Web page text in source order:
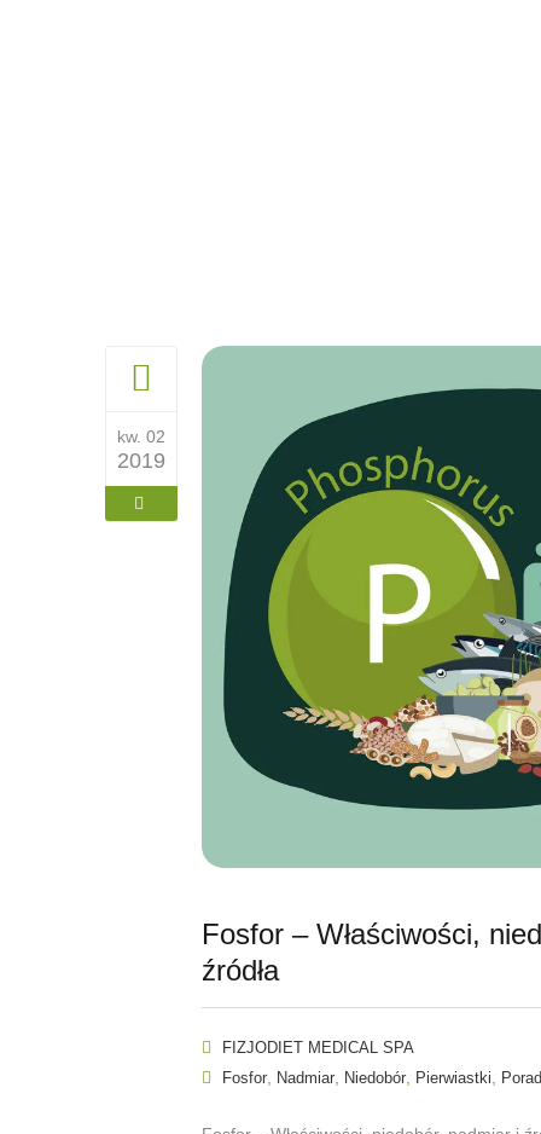
kw. 02
2019
Fosfor – Właściwości,
źródła
FIZJODIET MEDICAL SPA
Fosfor
Nadmiar Niedobór Pierwiastki